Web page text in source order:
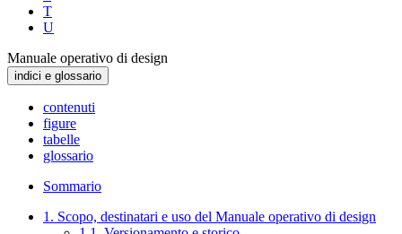
T
U
Manuale operativo di design
indici e glossario
contenuti
figure
tabelle
glossario
Sommario
1. Scopo, destinatari e uso del Manuale operativo di design